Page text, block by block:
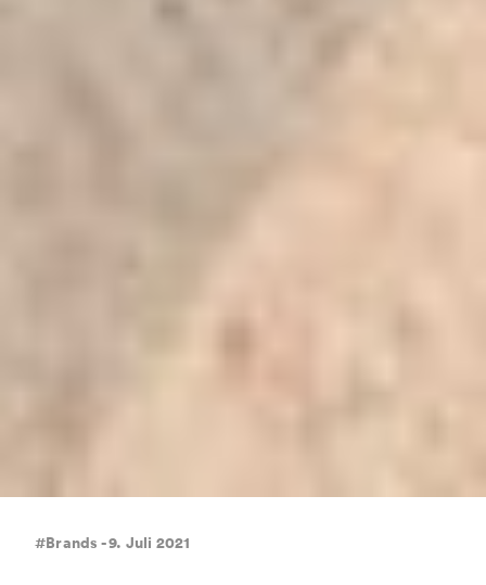
#Brands - 9. Juli 2021